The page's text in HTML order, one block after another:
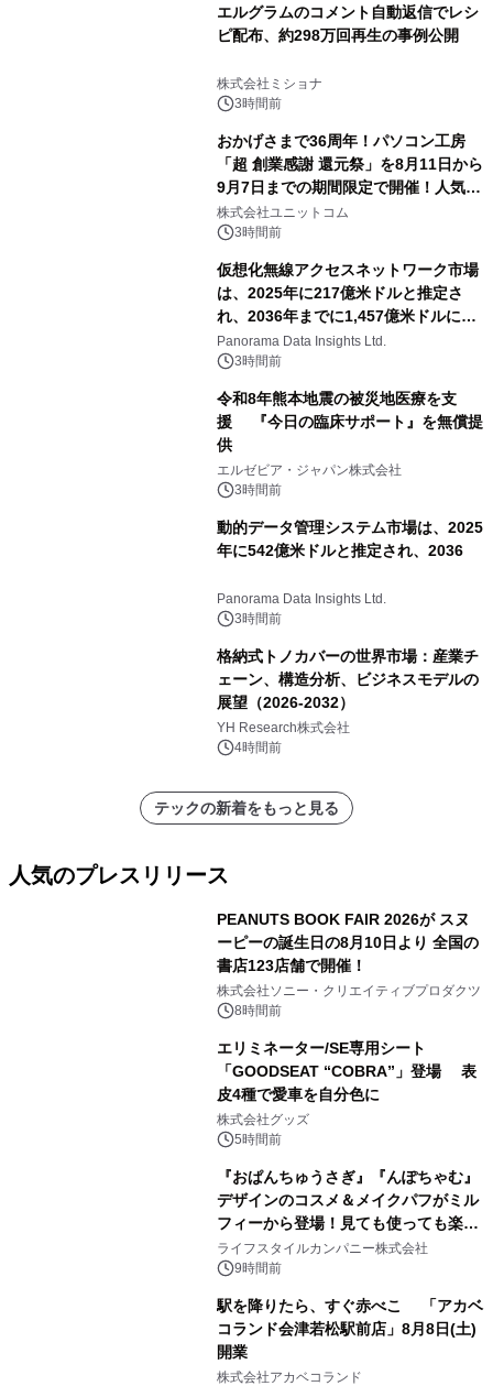
エルグラムのコメント自動返信でレシ
ピ配布、約298万回再生の事例公開
株式会社ミショナ
3時間前
おかげさまで36周年！パソコン工房
「超 創業感謝 還元祭」を8月11日から
9月7日までの期間限定で開催！人気の
ゲーミングPCや高性能ノートPCなど
対象iiyama PCのご購入で最大3万円分
株式会社ユニットコム
3時間前
仮想化無線アクセスネットワーク市場
は、2025年に217億米ドルと推定さ
れ、2036年までに1,457億米ドルに達
すると予測されており、予測期間
（2026年～2036年）
Panorama Data Insights Ltd.
3時間前
令和8年熊本地震の被災地医療を支
援 『今日の臨床サポート』を無償提
供
エルゼビア・ジャパン株式会社
3時間前
動的データ管理システム市場は、2025
年に542億米ドルと推定され、2036
Panorama Data Insights Ltd.
3時間前
格納式トノカバーの世界市場：産業チ
ェーン、構造分析、ビジネスモデルの
展望（2026-2032）
YH Research株式会社
4時間前
テックの新着をもっと見る
人気のプレスリリース
PEANUTS BOOK FAIR 2026が スヌ
ーピーの誕生日の8月10日より 全国の
書店123店舗で開催！
株式会社ソニー・クリエイティブプロダクツ
8時間前
エリミネーター/SE専用シート
「GOODSEAT “COBRA”」登場 表
皮4種で愛車を自分色に
株式会社グッズ
5時間前
『おぱんちゅうさぎ』『んぽちゃむ』
デザインのコスメ＆メイクパフがミル
フィーから登場！見ても使っても楽し
い、ポップでキュートなコレクショ
ン。
ライフスタイルカンパニー株式会社
9時間前
駅を降りたら、すぐ赤べこ 「アカベ
コランド会津若松駅前店」8月8日(土)
開業
株式会社アカベコランド